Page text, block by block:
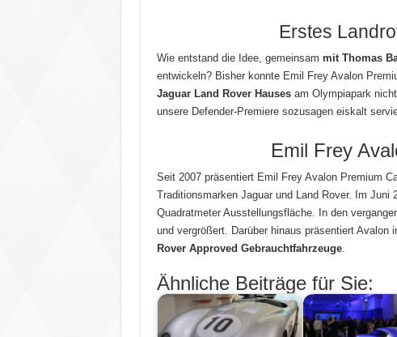
Erstes
Wie entstand die Idee, gemeinsam mit Thomas
entwickeln? Bisher konnte Emil Frey Avalon
Jaguar Land Rover Hausesam Olympiapark nicht
unsere Defender-Premiere sozusagen eiskalt
Emil Frey
Seit 2007 präsentiert Emil Frey Avalon Premium
Traditionsmarken Jaguar und Land Rover. Im
Quadratmeter Ausstellungsfläche. In den
und vergrößert. Darüber hinaus präsentiert Avalon
Rover Approved Gebrauchtfahrzeuge.
Ähnliche Beiträge für Sie: